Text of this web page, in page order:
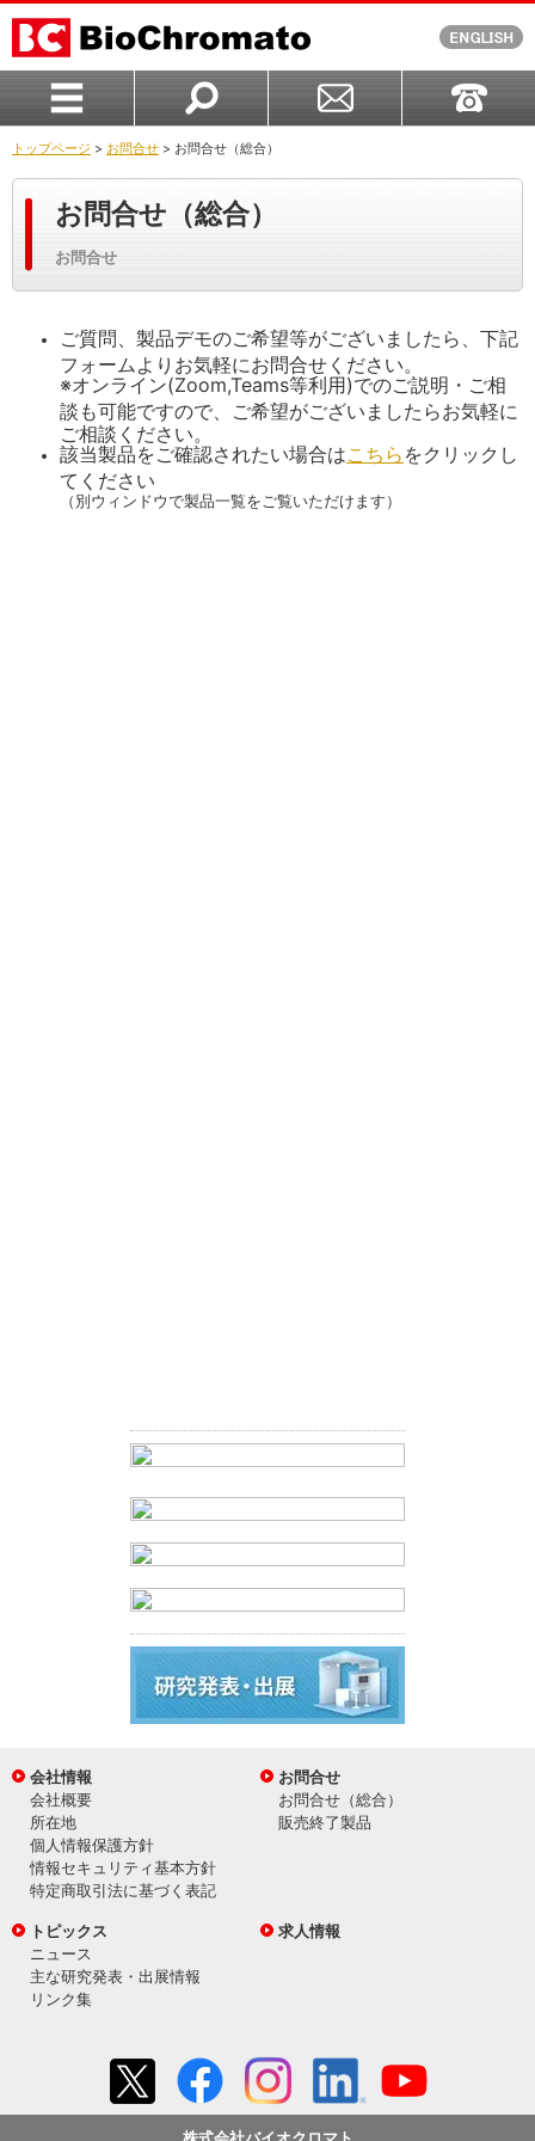
トップページ > お問合せ > お問合せ（総合）
お問合せ（総合）
お問合せ
ご質問、製品デモのご希望等がございましたら、下記
フォームよりお気軽にお問合せください。
※オンライン(Zoom,Teams等利用)でのご説明・ご相
談も可能ですので、ご希望がございましたらお気軽に
ご相談ください。
該当製品をご確認されたい場合はこちら をクリックし
てください
（別ウィンドウで製品一覧をご覧いただけます）
会社情報
会社概要
所在地
個人情報保護方針
情報セキュリティ基本方針
特定商取引法に基づく表記
お問合せ
お問合せ（総合）
販売終了製品
トピックス
ニュース
主な研究発表・出展情報
リンク集
求人情報